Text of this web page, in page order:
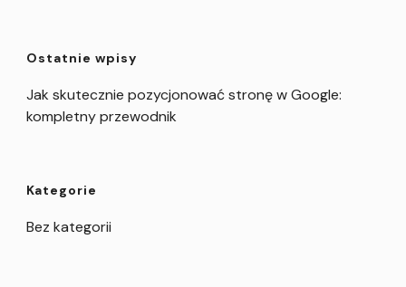
Ostatnie wpisy
Jak skutecznie pozycjonować stronę w Google:
kompletny przewodnik
Kategorie
Bez kategorii